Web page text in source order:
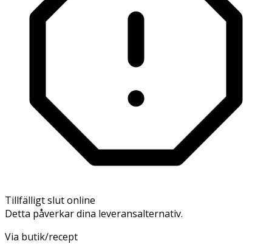
Tillfälligt slut online
Detta påverkar dina leveransalternativ.
Via butik/recept